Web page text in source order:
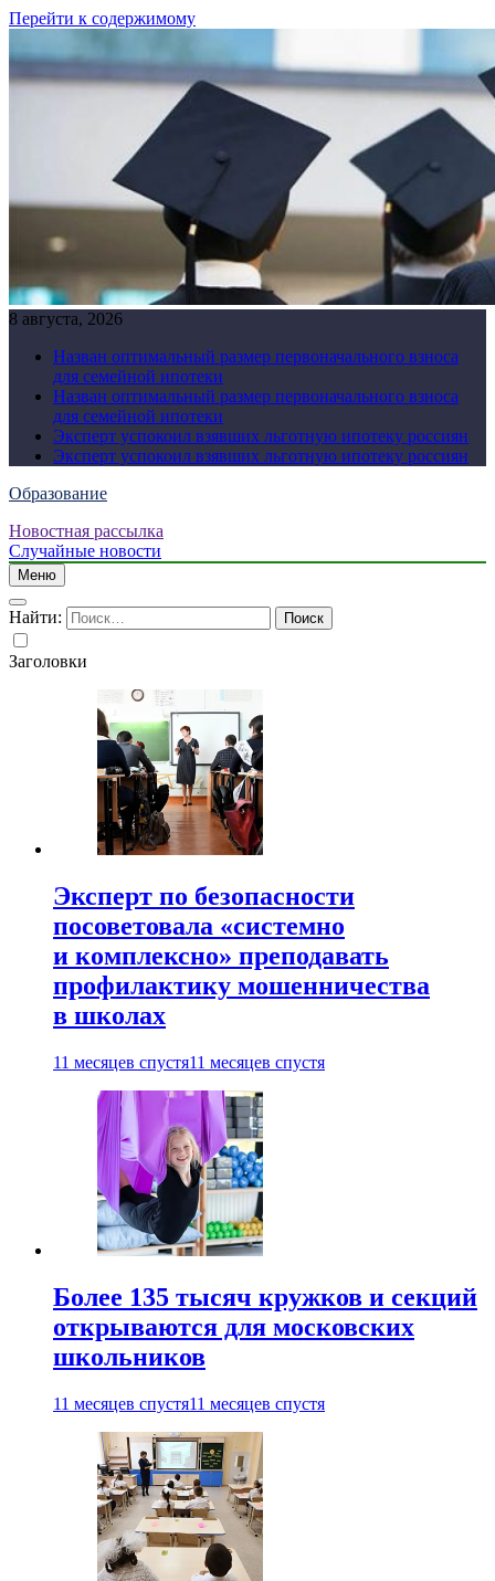
Перейти к содержимому
8 августа, 2026
Назван оптимальный размер первоначального взноса
для семейной ипотеки
Назван оптимальный размер первоначального взноса
для семейной ипотеки
Эксперт успокоил взявших льготную ипотеку россиян
Эксперт успокоил взявших льготную ипотеку россиян
Образование
Новостная рассылка
Случайные новости
Меню
Найти:
Заголовки
Эксперт по безопасности
посоветовала «системно
и комплексно» преподавать
профилактику мошенничества
в школах
11 месяцев спустя11 месяцев спустя
Более 135 тысяч кружков и секций
открываются для московских
школьников
11 месяцев спустя11 месяцев спустя